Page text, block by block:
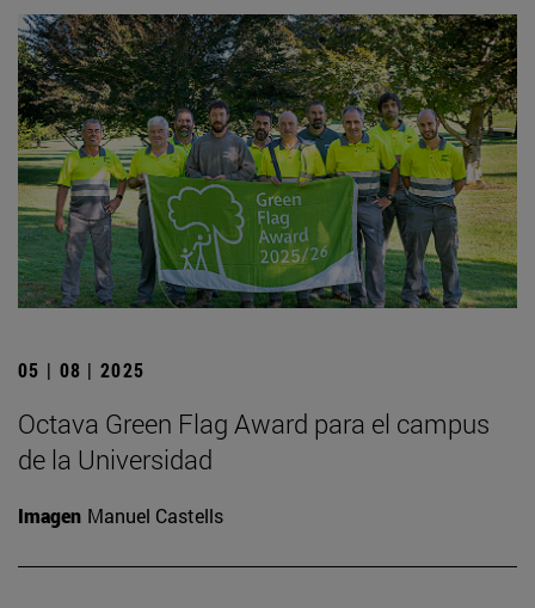
05 | 08 | 2025
Octava Green Flag Award para el campus
de la Universidad
Imagen Manuel Castells